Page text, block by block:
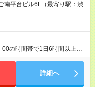
南平台ビル6F（最寄り駅：渋
の時間帯で1日6時間以上、
詳細へ